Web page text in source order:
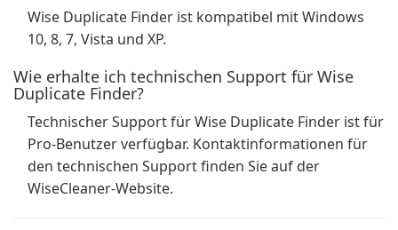
Wise Duplicate Finder ist kompatibel mit Windows
10, 8, 7, Vista und XP.
Wie erhalte ich technischen Support für Wise
Duplicate Finder?
Technischer Support für Wise Duplicate Finder ist für
Pro-Benutzer verfügbar. Kontaktinformationen für
den technischen Support finden Sie auf der
WiseCleaner-Website.